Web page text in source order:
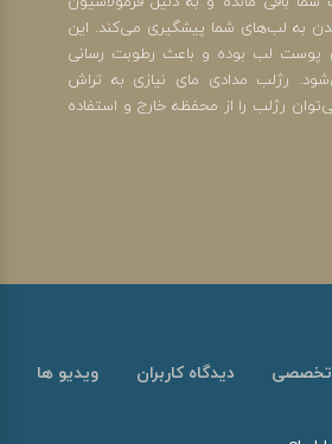
به لب‌های شما پیشگیری می‌کند. این
پوست لب بوده و باعث رطوبت رسانی
رژلب مدادی مای نیازی به تراش
رژلب را از محفظه خارج و استفاده
تخصصی دیدگاه کاربران ویدیو ها